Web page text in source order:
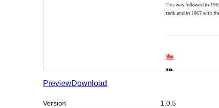
PreviewDownload
Version
1.0.5